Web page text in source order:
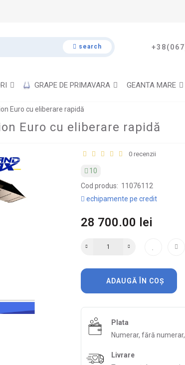
search
GRAPE DE PRIMAVARA GEANTA MARE
Euro cu eliberare rapidă
Euro cu eliberare rapidă
0 recenzii
10
Cod produs: 11076112
echipamente pe credit
28 700.00 lei
ADAUGĂ ÎN COȘ
Plata
Numerar, fără
Livrare